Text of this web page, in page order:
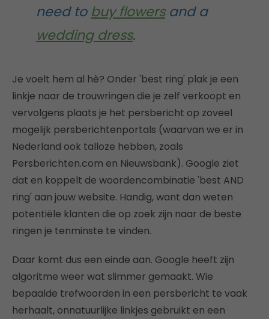
need to buy flowersand a
wedding dress.
Je voelt hem al hè? Onder 'best ring' plak je een
linkje naar de trouwringen die je zelf verkoopt en
vervolgens plaats je het persbericht op zoveel
mogelijk persberichtenportals (waarvan we er in
Nederland ook talloze hebben, zoals
Persberichten.com en Nieuwsbank). Google ziet
dat en koppelt de woordencombinatie 'best AND
ring' aan jouw website. Handig, want dan weten
potentiële klanten die op zoek zijn naar de beste
ringen je tenminste te vinden.
Daar komt dus een einde aan. Google heeft zijn
algoritme weer wat slimmer gemaakt. Wie
bepaalde trefwoorden in een persbericht te vaak
herhaalt, onnatuurlijke linkjes gebruikt en een